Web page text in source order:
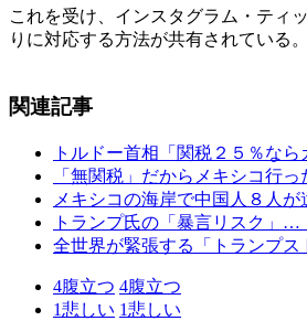
これを受け、インスタグラム・ティ
りに対応する方法が共有されている
関連記事
トルドー首相「関税２５％な
「無関税」だからメキシコ行
メキシコの海岸で中国人８人が
トランプ氏の「暴言リスク」…
全世界が緊張する「トランプ
4腹立つ 4腹立つ
1悲しい 1悲しい